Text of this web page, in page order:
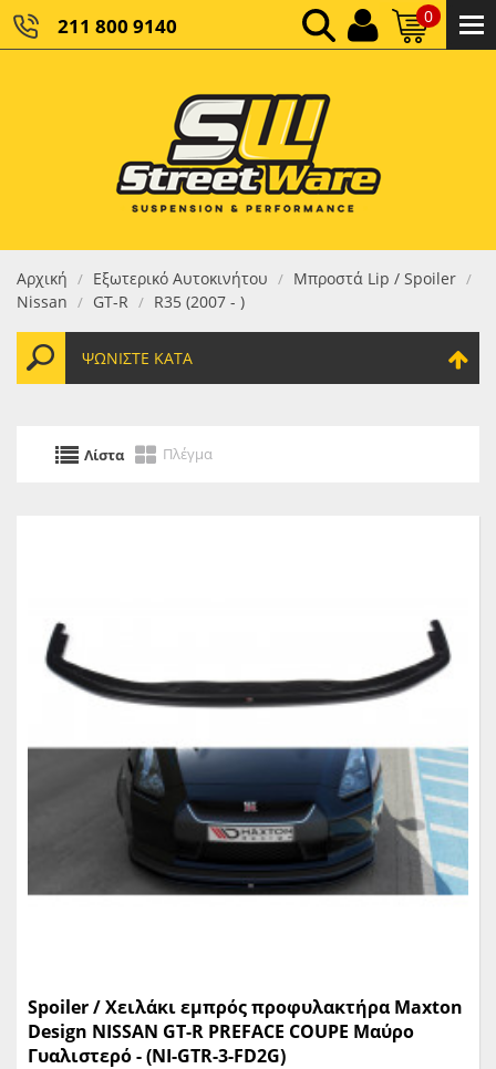
211 800 9140 0
ΚΑΘΑΡΌ ΣΎΝΟΛΟ:
ΤΕΛΙΚΌ ΣΎΝΟΛΟ:0,00 €
Αρχική / Εξωτερικό Αυτοκινήτου / Μπροστά Lip / Spoiler /
Nissan / GT-R / R35 (2007 - )
ΨΩΝΊΣΤΕ ΚΑΤΆ
Λίστα Πλέγμα
Spoiler / Χειλάκι εμπρός προφυλακτήρα Maxton
Design NISSAN GT-R PREFACE COUPE Μαύρο
Γυαλιστερό - (NI-GTR-3-FD2G)